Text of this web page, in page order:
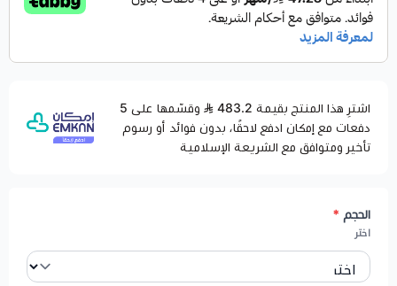
اشترِ هذا المنتج بقيمة 483.2
وقسّمها على 5
دفعات مع إمكان ادفع لاحقًا، بدون فوائد أو رسوم
تأخير ومتوافق مع الشريعة الإسلامية
الحجم *
اختر